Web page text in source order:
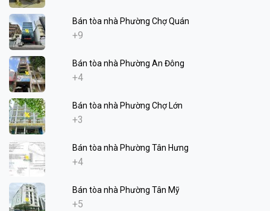
Bán tòa nhà Phường Chợ Quán
+9
Bán tòa nhà Phường An Đông
+4
Bán tòa nhà Phường Chợ Lớn
+3
Bán tòa nhà Phường Tân Hưng
+4
Bán tòa nhà Phường Tân Mỹ
+5